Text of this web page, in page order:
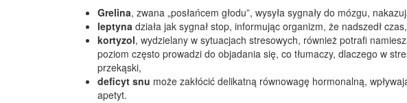
Grelina, zwana „posłańcem głodu”, wysyła sygnały do mózgu,
leptyna działa jak sygnał stop, informując organizm, że nadszedł
kortyzol, wydzielany w sytuacjach stresowych, również potrafi
poziom często prowadzi do objadania się, co tłumaczy, dlaczego w
przekąski,
deficyt snu może zakłócić delikatną równowagę hormonalną,
apetyt.